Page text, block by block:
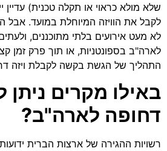
שלא מולא כראוי או תקלה טכנית) עדיין
לקבל את הוויזה המיוחלת במועד. אבל
לא מעט אירועים בלתי מתוכננים,
לארה"ב בספונטניות, או תוך פרק זמן
התהליך של הגשת בקשה לקבלת ויזה
באילו מקרים ניתן
דחופה לארה"ב?
רשויות ההגירה של ארצות הברית